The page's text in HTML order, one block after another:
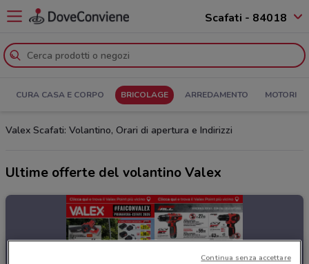
Scafati - 84018
CURA CASA E CORPO BRICOLAGE ARREDAMENTO MOTORI
Valex Scafati: Volantino, Orari di apertura e Indirizzi
Ultime offerte del volantino Valex
Continua senza accettare